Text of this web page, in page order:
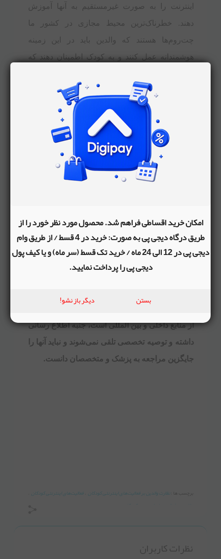
اینترنت را به صورت غیرمستقیم به آنها آموزش
دهند. خطرناک‌ترین محیط مجازی در کشور ما
چت‌روم‌ها هستند که والدین باید در این زمینه
هوشمندانه عمل کنند و به کودک اطمینان دهند که
می‌کنند با اسم و سن و موقعیت واقعی خود وارد این
محیط نشده‌اند و ورود آنها به این چت‌روم‌ها تنها به
این دلیل است که سلامت (چه سلامت روانی و چه
سلامت جسمی) افراد ناآگاه و زودباور را به خطر
والدین باید بدانند این روزها نرم‌افزارهای مختلفی در
کودک مشورت کنند و سپس کودک را در این زمینه
راهنمایی کنند.
از منابع داخلی و بین المللی است، جنبه اطلاع رسانی
داشته و توصیه تخصصی تلقی نمی‌شوند و نباید آنها را
جایگزین مراجعه به پزشک و متخصصان دانست.
برچسب ها : نظارت والدین بر فعالیت‌های اینترنتی کودکان فعالیت‌های اینترنتی کودکان
نظرات کاربران
امکان خرید اقساطی فراهم شد. محصول مورد نظر خورد را از
طریق درگاه دیجی پی به صورت: خرید در 4 قسط / از طریق وام
دیجی پی در 12 الی 24 ماه / خرید تک قسط (سر ماه) و یا کیف پول
دیجی پی را پرداخت نمایید.
بستن دیگر باز نشو!